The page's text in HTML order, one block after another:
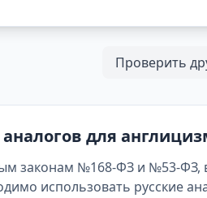
Проверить
для
законам №168-ФЗ и №53-ФЗ,
использовать русские